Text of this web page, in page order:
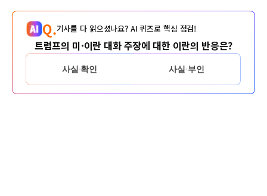
Q.기사를 다 읽으셨나요? AI 퀴즈로 핵심 점검!
트럼프의 미·이란 대화 주장에 대한 이란의 반응은?
사실 확인 사실 부인